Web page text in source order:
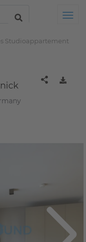
Studioappartement